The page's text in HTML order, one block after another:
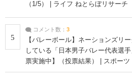
（1/5） | ライフ ねとらぼリサーチ
5
コメント数： 3
【バレーボール】ネーションズリ
している「日本男子バレー代表選
票実施中】（投票結果） | スポーツ